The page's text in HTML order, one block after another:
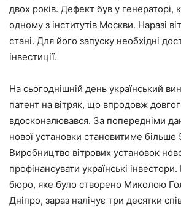
двох років. Дефект був у генераторі,
одному з інститутів Москви. Наразі
стані. Для його запуску необхідні
інвестиції.
На сьогоднішній день український
патент на вітряк, що впродовж
вдосконалювався. За попередніми
нової установки становитиме більше
Виробництво вітрових установок
профінансувати українські
бюро, яке було створено Миколою
Дніпро, зараз налічує три десятки